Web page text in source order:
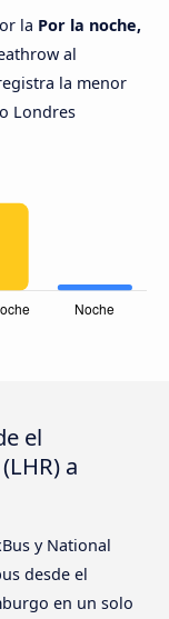
la Por la noche,
al
la menor
Londres
el
a
y National
desde el
en un solo